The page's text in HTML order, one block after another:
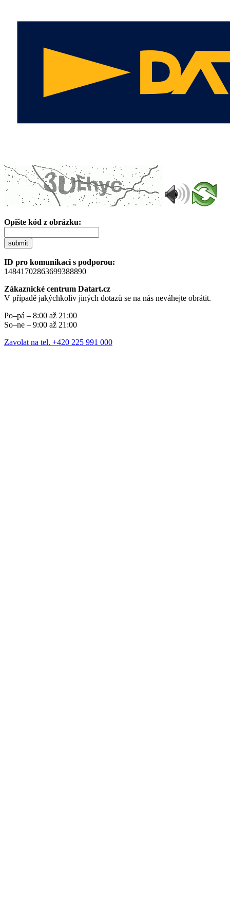
Opište kód z obrázku:
submit
ID pro komunikaci s podporou:
14841702863699388890
Zákaznické centrum Datart.cz
V případě jakýchkoliv jiných dotazů se na nás neváhejte obrátit.
Po–pá – 8:00 až 21:00
So–ne – 9:00 až 21:00
Zavolat na tel. +420 225 991 000